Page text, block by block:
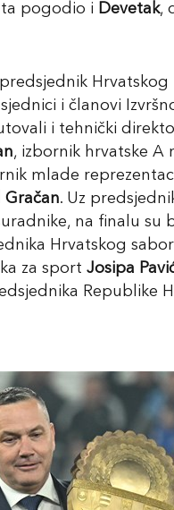
pogodio i Devetak,
i članovi
i tehnički
, izbornik hrvatske A
mlade
Gračan. Uz
na finalu
Hrvatskog
za sport Josipa
Republike